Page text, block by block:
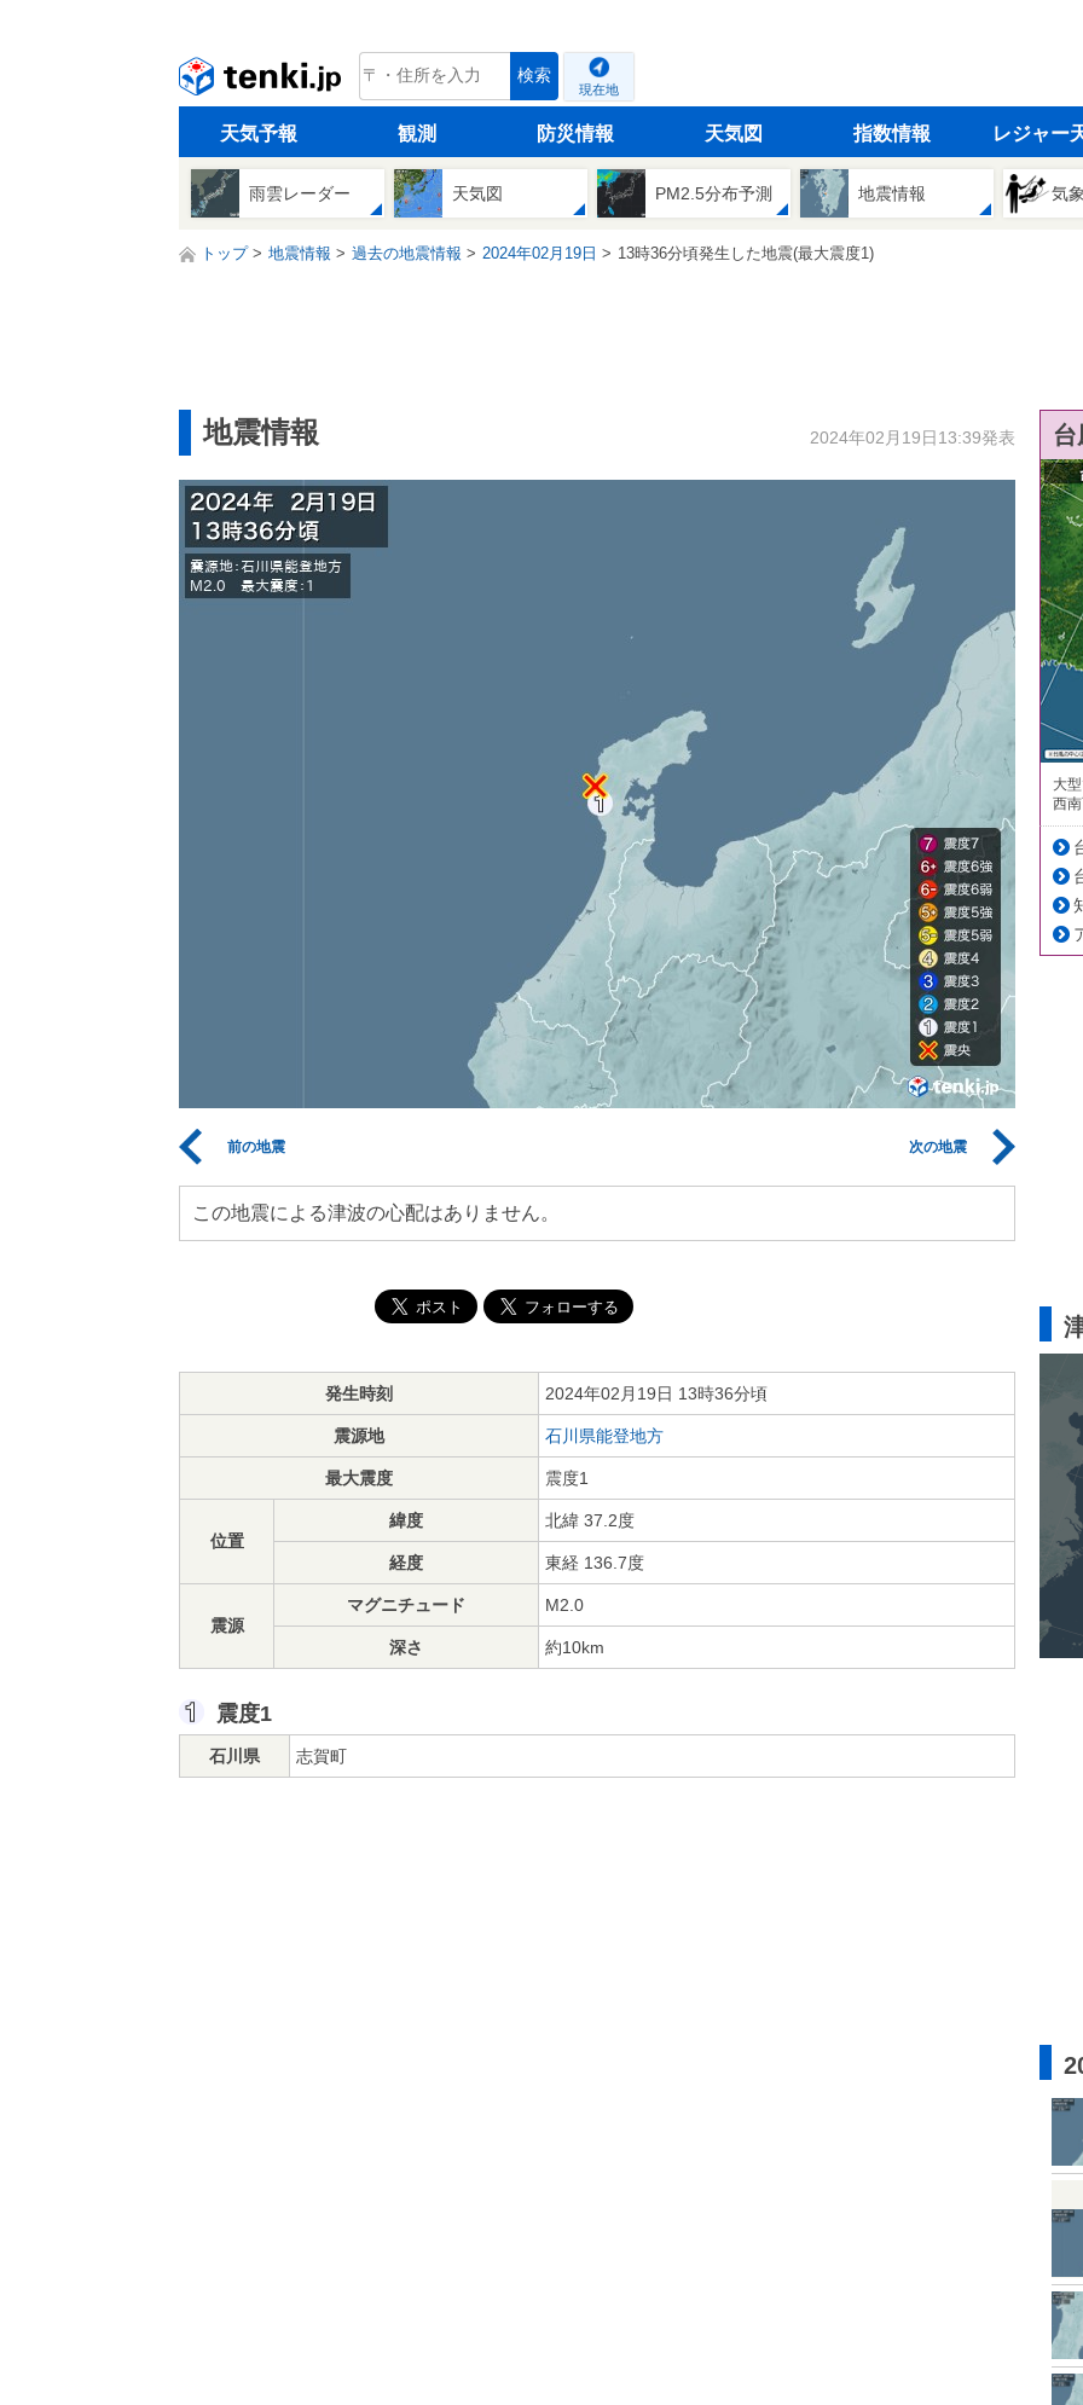
tenki.jp 検索
現在地
天気予報 観測 防災情報 天気図 指数情報 レジャー
雨雲レーダー 天気図 PM2.5分布予測 地震情報 気
トップ 地震情報 過去の地震情報 2024年02月19日 13時36分頃発生した地震(最大震度1)
地震情報 2024年02月19日13:39発表
前の地震 次の地震
この地震による津波の心配はありません。
発生時刻 2024年02月19日 13時36分頃
震源地 石川県能登地方
最大震度 震度1
位置
緯度 北緯 37.2度
経度 東経 136.7度
震源
マグニチュード M2.0
深さ 約10km
震度1
石川県 志賀町
大
西